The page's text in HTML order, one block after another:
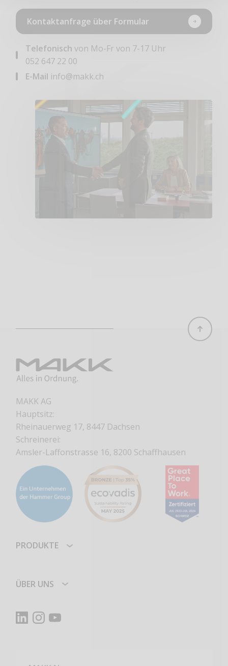
Kontaktanfrage über Formular
Telefonisch von Mo-Fr von 7-17 Uhr
052 647 22 00
E-Mail info@makk.ch
MAKK AG
Hauptsitz:
Rheinauerweg 17, 8447 Dachsen
Schreinerei:
Amsler-Laffonstrasse 16, 8200 Schaffhausen
PRODUKTE
ÜBER UNS